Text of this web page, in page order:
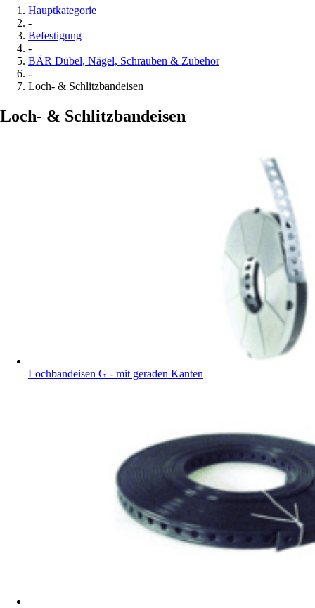
Hauptkategorie
-
Befestigung
-
BÄR Dübel, Nägel, Schrauben & Zubehör
-
Loch- & Schlitzbandeisen
Loch- & Schlitzbandeisen
Lochbandeisen G - mit geraden Kanten